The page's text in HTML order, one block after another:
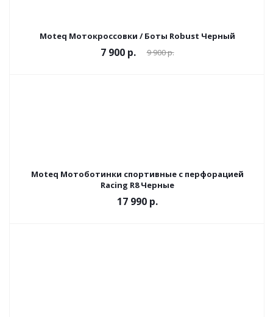
Moteq Мотокроссовки / Боты Robust Черный
7 900 р. 9 900 р.
Moteq Мотоботинки спортивные с перфорацией
Racing R8 Черные
17 990 р.